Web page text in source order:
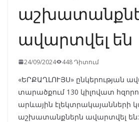
ավարտվել են
24/09/2024 448 Դիտում
«ԵՐՔԱՂԼՈՒՅՍ» ընկերության
տարածքում 130 կիլովատ
արևային էլեկտրակայանների
աշխատանքներն ավարտվել են: